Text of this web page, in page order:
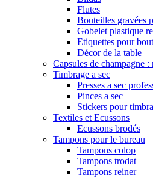
Flutes
Bouteilles gravées
Gobelet plastique
Etiquettes pour
Décor de la table
Capsules de champagne :
Timbrage a sec
Presses a sec
Pinces a sec
Stickers pour
Textiles et Ecussons
Ecussons brodés
Tampons pour le bureau
Tampons colop
Tampons trodat
Tampons reiner